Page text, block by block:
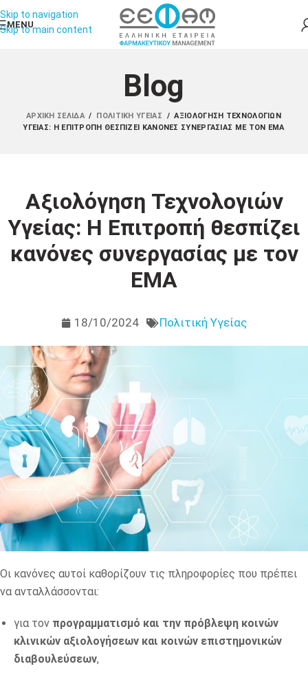
Skip to navigation
Skip to main content
MENU
Blog
ΑΡΧΙΚΉ ΣΕΛΊΔΑ / ΠΟΛΙΤΙΚΉ ΥΓΕΊΑΣ / ΑΞΙΟΛΌΓΗΣΗ ΤΕΧΝΟΛΟΓΙΏΝ
ΥΓΕΊΑΣ: Η ΕΠΙΤΡΟΠΉ ΘΕΣΠΊΖΕΙ ΚΑΝΌΝΕΣ ΣΥΝΕΡΓΑΣΊΑΣ ΜΕ ΤΟΝ ΕΜΑ
Αξιολόγηση Τεχνολογιών
Υγείας: Η Επιτροπή θεσπίζει
κανόνες συνεργασίας με τον
ΕΜΑ
18/10/2024 Πολιτική Υγείας
Οι κανόνες αυτοί καθορίζουν τις πληροφορίες που πρέπει
να ανταλλάσσονται:
για τον προγραμματισμό και την πρόβλεψη κοινών
κλινικών αξιολογήσεων και κοινών επιστημονικών
διαβουλεύσεων,